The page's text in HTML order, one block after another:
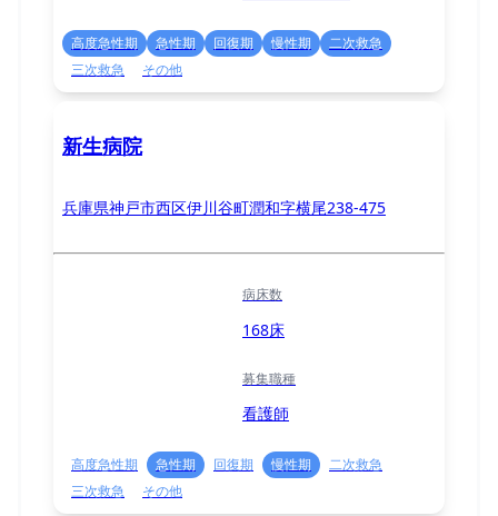
高度急性期 急性期 回復期 慢性期
二次救急
三次救急
その他
新生病院
兵庫県神戸市西区伊川谷町潤和字横尾238-475
病床数
168床
募集職種
看護師
高度急性期 急性期 回復期 慢性期
二次救急
三次救急
その他